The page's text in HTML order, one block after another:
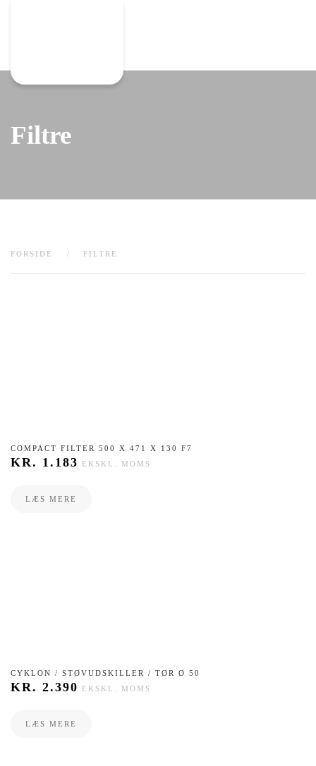
Filtre
FORSIDE FILTRE
COMPACT FILTER 500 X 471 X 130 F7
KR. 1.183 EKSKL. MOMS
LÆS MERE
​CYKLON / STØVUDSKILLER / TØR Ø 50
KR. 2.390 EKSKL. MOMS
LÆS MERE